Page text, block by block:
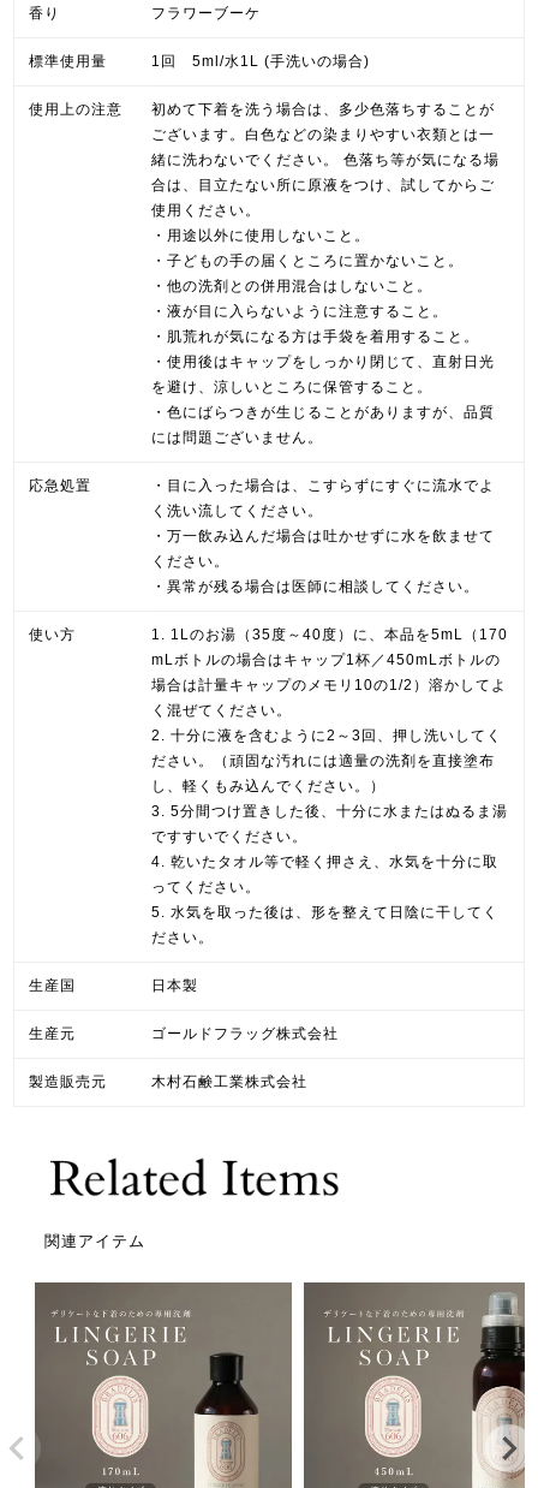
香り フラワーブーケ
標準使用量 1回 5ml/水1L (手洗いの場合)
使用上の注意
初めて下着を洗う場合は、多少色落ちすることが
ございます。白色などの染まりやすい衣類とは一
緒に洗わないでください。 色落ち等が気になる場
合は、目立たない所に原液をつけ、試してからご
使用ください。
・用途以外に使用しないこと。
・子どもの手の届くところに置かないこと。
・他の洗剤との併用混合はしないこと。
・液が目に入らないように注意すること。
・肌荒れが気になる方は手袋を着用すること。
・使用後はキャップをしっかり閉じて、直射日光
を避け、涼しいところに保管すること。
・色にばらつきが生じることがありますが、品質
には問題ございません。
応急処置
・目に入った場合は、こすらずにすぐに流水でよ
く洗い流してください。
・万一飲み込んだ場合は吐かせずに水を飲ませて
ください。
・異常が残る場合は医師に相談してください。
使い方
1. 1Lのお湯（35度～40度）に、本品を5mL（170
mLボトルの場合はキャップ1杯／450mLボトルの
場合は計量キャップのメモリ10の1/2）溶かしてよ
く混ぜてください。
2. 十分に液を含むように2～3回、押し洗いしてく
ださい。（頑固な汚れには適量の洗剤を直接塗布
し、軽くもみ込んでください。）
3. 5分間つけ置きした後、十分に水またはぬるま湯
ですすいでください。
4. 乾いたタオル等で軽く押さえ、水気を十分に取
ってください。
5. 水気を取った後は、形を整えて日陰に干してく
ださい。
生産国 日本製
生産元 ゴールドフラッグ株式会社
製造販売元 木村石鹸工業株式会社
関連アイテム